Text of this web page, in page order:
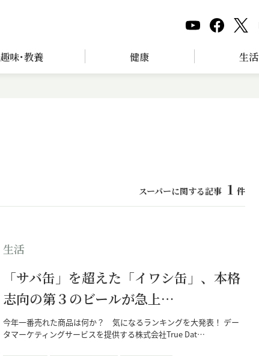
趣味･教養 健康 生活
スーパーに関する記事 1 件
生活
「サバ缶」を超えた「イワシ缶」、本格
志向の第３のビールが急上…
今年一番売れた商品は何か？ 気になるランキングを大発表！ デー
タマーケティングサービスを提供する株式会社True Dat…